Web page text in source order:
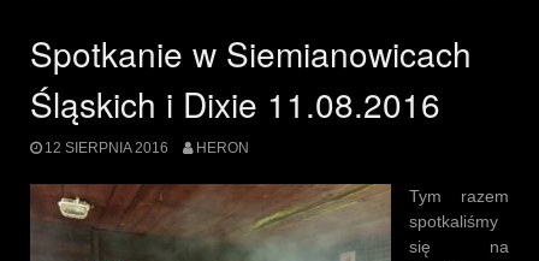
Starr”
Spotkanie w Siemianowicach
Śląskich i Dixie 11.08.2016
12 SIERPNIA 2016 HERON
Tym razem
spotkaliśmy
się na